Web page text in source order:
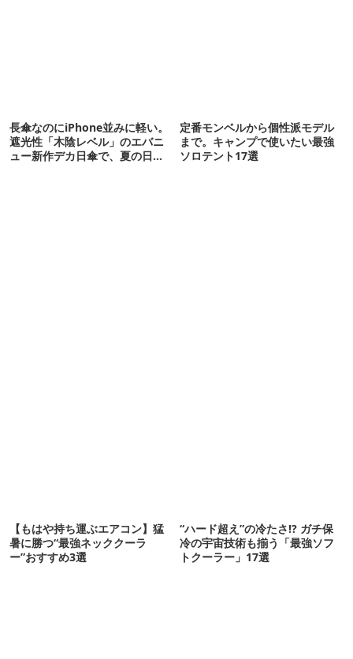
長傘なのにiPhone並みに軽い。
遮光性「木陰レベル」のエバニ
ュー新作デカ日傘で、夏の日焼
定番モンベルから個性派モデル
まで。キャンプで使いたい最強
ソロテント17選
【もはや持ち運ぶエアコン】猛
暑に勝つ“最強ネッククーラ
ー”おすすめ3選
“ハード超え”の冷たさ!? ガチ保
冷の宇宙技術も揃う「最強ソフ
トクーラー」17選